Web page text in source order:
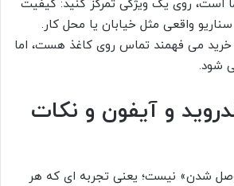
است، روی یک ویژگی تمرکز کنید: کیفیت
واقعی مثل خیابان یا محل کار.
خرید می فهمند تماس روی کاغذ هست، اما
شود.
و آیفون و نکات
شدن» نیست؛ یعنی تجربه ای که هر